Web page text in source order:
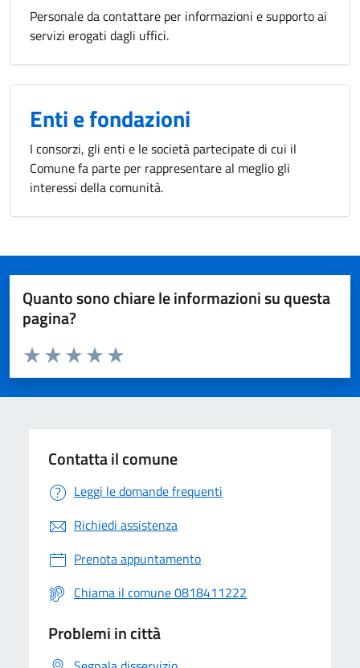
Personale da contattare per informazioni e supporto ai
servizi erogati dagli uffici.
Enti e fondazioni
I consorzi, gli enti e le società partecipate di cui il
Comune fa parte per rappresentare al meglio gli
interessi della comunità.
Quanto sono chiare le informazioni su questa
pagina?
Valuta da 1 a 5 stelle la pagina
Valuta 5 stelle su 5
Valuta 4 stelle su 5
Valuta 3 stelle su 5
Valuta 2 stelle su 5
Valuta 1 stelle su 5
Contatta il comune
Leggi le domande frequenti
Richiedi assistenza
Prenota appuntamento
Chiama il comune 0818411222
Problemi in città